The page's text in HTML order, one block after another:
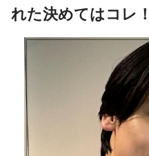
れた決めてはコレ！